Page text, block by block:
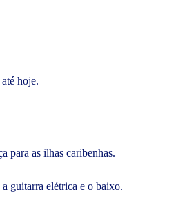
hoje.
para as ilhas caribenhas.
guitarra elétrica e o baixo.